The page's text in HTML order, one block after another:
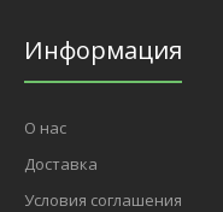
Информация
О нас
Доставка
Условия соглашения